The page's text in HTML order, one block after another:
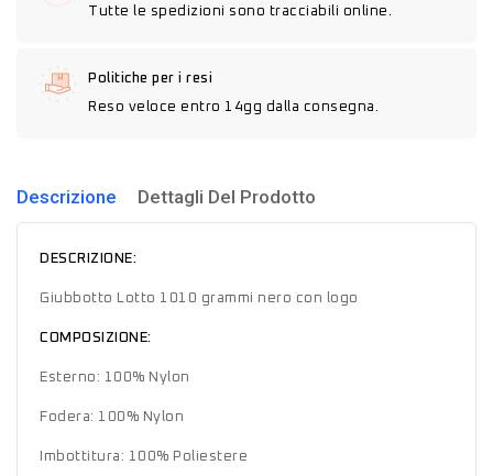
Tutte le spedizioni sono tracciabili online.
Politiche per i resi
Reso veloce entro 14gg dalla consegna.
Descrizione Dettagli Del Prodotto
DESCRIZIONE:
Giubbotto Lotto 1010 grammi nero con logo
COMPOSIZIONE:
Esterno: 100% Nylon
Fodera: 100% Nylon
Imbottitura: 100% Poliestere